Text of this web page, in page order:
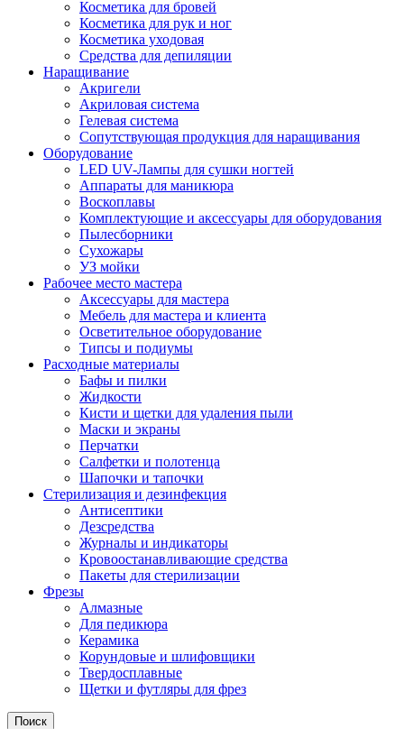
Косметика для бровей
Косметика для рук и ног
Косметика уходовая
Средства для депиляции
Наращивание
Акригели
Акриловая система
Гелевая система
Сопутствующая продукция для наращивания
Оборудование
LED UV-Лампы для сушки ногтей
Аппараты для маникюра
Воскоплавы
Комплектующие и аксессуары для оборудования
Пылесборники
Сухожары
УЗ мойки
Рабочее место мастера
Аксессуары для мастера
Мебель для мастера и клиента
Осветительное оборудование
Типсы и подиумы
Расходные материалы
Бафы и пилки
Жидкости
Кисти и щетки для удаления пыли
Маски и экраны
Перчатки
Салфетки и полотенца
Шапочки и тапочки
Стерилизация и дезинфекция
Антисептики
Дезсредства
Журналы и индикаторы
Кровоостанавливающие средства
Пакеты для стерилизации
Фрезы
Алмазные
Для педикюра
Керамика
Корундовые и шлифовщики
Твердосплавные
Щетки и футляры для фрез
Поиск